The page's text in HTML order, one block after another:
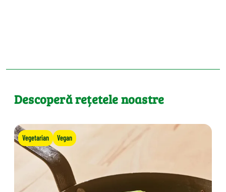
Descoperă rețetele noastre
Vegetarian Vegan